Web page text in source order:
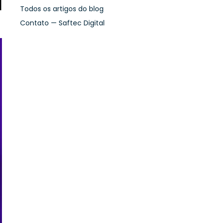
Todos os artigos do blog
Contato — Saftec Digital